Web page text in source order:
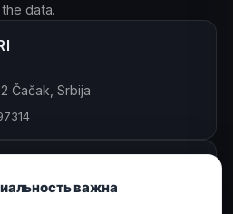
data.
Čačak, Srbija
важна